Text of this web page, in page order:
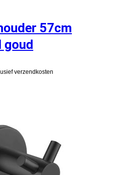
57cm
goud
verzendkosten